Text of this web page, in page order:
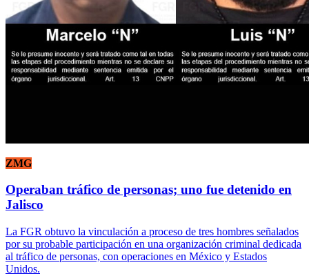
ZMG
Operaban tráfico de personas; uno fue detenido en
Jalisco
La FGR obtuvo la vinculación a proceso de tres hombres señalados
por su probable participación en una organización criminal dedicada
al tráfico de personas, con operaciones en México y Estados
Unidos.